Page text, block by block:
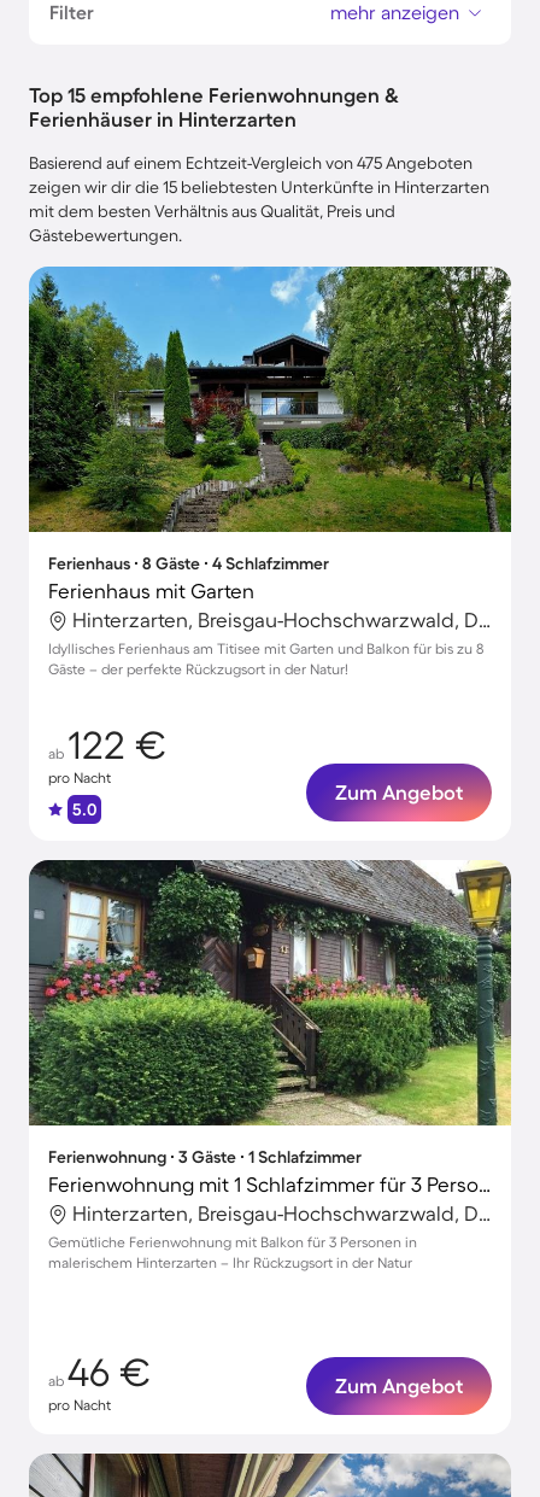
Filter mehr anzeigen
Top 15 empfohlene Ferienwohnungen &
Ferienhäuser in Hinterzarten
Basierend auf einem Echtzeit-Vergleich von 475 Angeboten
zeigen wir dir die 15 beliebtesten Unterkünfte in Hinterzarten
mit dem besten Verhältnis aus Qualität, Preis und
Gästebewertungen.
Ferienhaus ∙ 8 Gäste ∙ 4 Schlafzimmer
Ferienhaus mit Garten
Hinterzarten, Breisgau-Hochschwarzwald, Deutschland
Idyllisches Ferienhaus am Titisee mit Garten und Balkon für bis zu 8
Gäste – der perfekte Rückzugsort in der Natur!
ab 122 €
pro Nacht
5.0
Zum Angebot
Ferienwohnung ∙ 3 Gäste ∙ 1 Schlafzimmer
Ferienwohnung mit 1 Schlafzimmer für 3 Personen
Hinterzarten, Breisgau-Hochschwarzwald, Deutschland
Gemütliche Ferienwohnung mit Balkon für 3 Personen in
malerischem Hinterzarten – Ihr Rückzugsort in der Natur
ab 46 €
pro Nacht
Zum Angebot